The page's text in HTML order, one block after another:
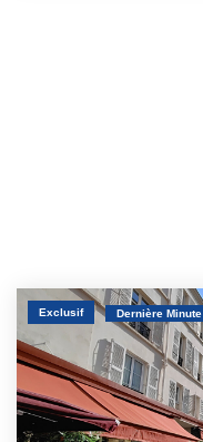
Exclusif Dernière Minute